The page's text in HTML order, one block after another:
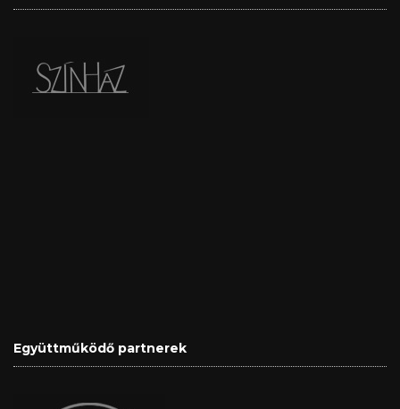
Együttműködő partnerek